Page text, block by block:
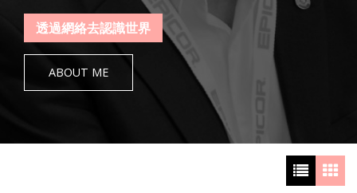
透過網絡去認識世界
ABOUT ME